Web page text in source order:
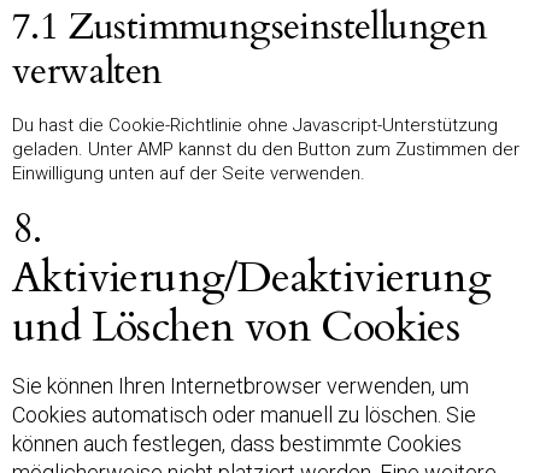
7.1 Zustimmungseinstellungen
verwalten
Du hast die Cookie-Richtlinie ohne Javascript-Unterstützung
geladen. Unter AMP kannst du den Button zum Zustimmen der
Einwilligung unten auf der Seite verwenden.
8.
Aktivierung/Deaktivierung
und Löschen von Cookies
Sie können Ihren Internetbrowser verwenden, um
Cookies automatisch oder manuell zu löschen. Sie
können auch festlegen, dass bestimmte Cookies